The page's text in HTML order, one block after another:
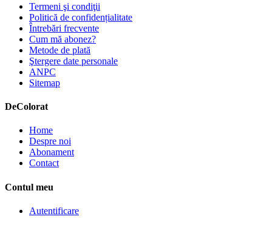
Termeni şi condiţii
Politică de confidențialitate
Întrebări frecvente
Cum mă abonez?
Metode de plată
Ştergere date personale
ANPC
Sitemap
DeColorat
Home
Despre noi
Abonament
Contact
Contul meu
Autentificare